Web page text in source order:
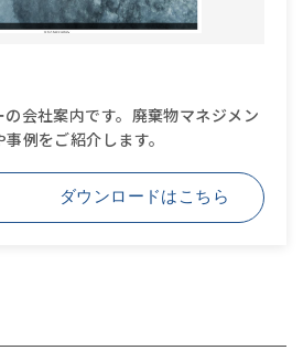
会社案内です。廃棄物マネジメン
例をご紹介します。
ダウンロードはこちら